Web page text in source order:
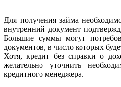
Для получения займа
внутренний документ
Большие суммы могут
документов, в число которых
Хотя, кредит без справки о
желательно уточнить
кредитного менеджера.